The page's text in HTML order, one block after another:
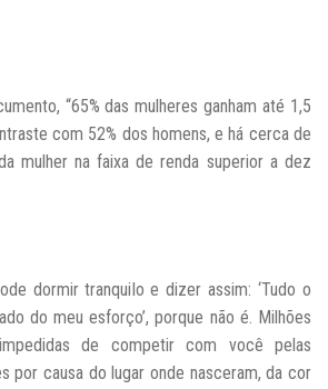
“65% das mulheres ganham até 1,5
com 52% dos homens, e há cerca de
mulher na faixa de renda superior a dez
dormir tranquilo e dizer assim: ‘Tudo o
do meu esforço’, porque não é. Milhões
de competir com você pelas
por causa do lugar onde nasceram, da cor